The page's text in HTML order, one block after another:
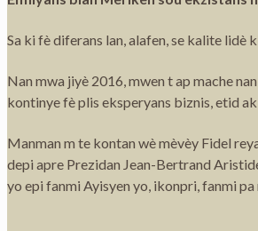
Sa ki fè diferans lan, alafen, se kalite lidè
Nan mwa jiyè 2016, mwen t ap mache
kontinye fè plis eksperyans biznis, etid
Manman m te kontan wè mèvèy Fidel
depi apre Prezidan Jean-Bertrand
yo epi fanmi Ayisyen yo, ikonpri, fanmi